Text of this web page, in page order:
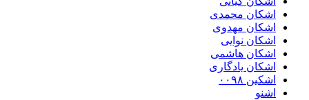
اشکان محمدی
اشکان مهدوی
اشکان نوایی
اشکان هاشمی
اشکان یادگاری
اشکین ۰۰۹۸
اشنو